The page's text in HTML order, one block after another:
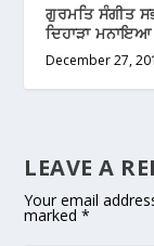
ਗੁਰਮਤਿ ਸੰਗੀਤ
ਦਿਹਾੜਾ ਮਨਾਇਆ
December 27,
LEAVE A
Your email
marked*